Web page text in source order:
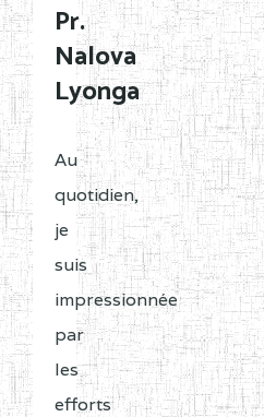
Pr.
Nalova
Lyonga
Au
quotidien,
je
suis
impressionnée
par
les
efforts